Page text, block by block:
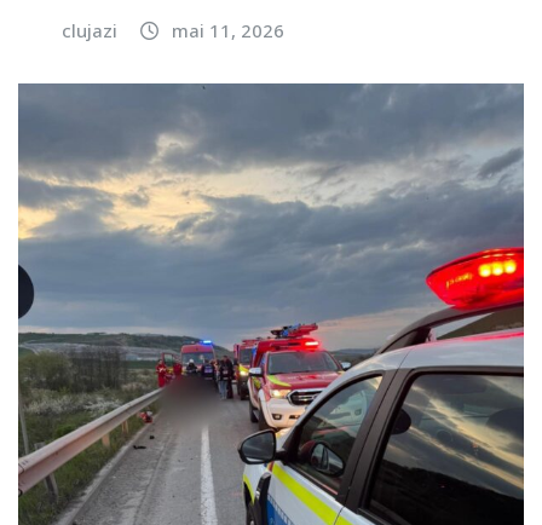
clujazi mai 11, 2026